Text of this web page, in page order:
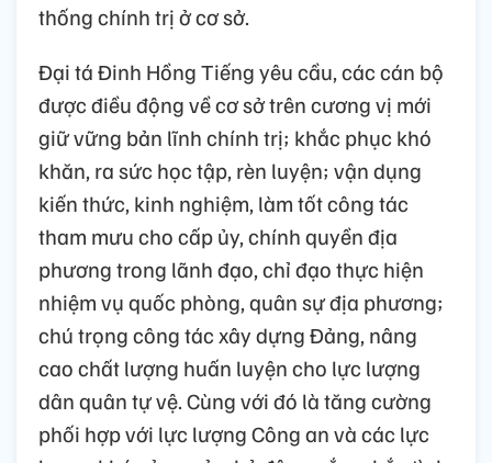
thống chính trị ở cơ sở.
Đại tá Đinh Hồng Tiếng yêu cầu, các cán bộ
được điều động về cơ sở trên cương vị mới
giữ vững bản lĩnh chính trị; khắc phục khó
khăn, ra sức học tập, rèn luyện; vận dụng
kiến thức, kinh nghiệm, làm tốt công tác
tham mưu cho cấp ủy, chính quyền địa
phương trong lãnh đạo, chỉ đạo thực hiện
nhiệm vụ quốc phòng, quân sự địa phương;
chú trọng công tác xây dựng Đảng, nâng
cao chất lượng huấn luyện cho lực lượng
dân quân tự vệ. Cùng với đó là tăng cường
phối hợp với lực lượng Công an và các lực